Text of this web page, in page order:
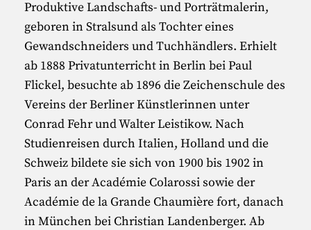
Produktive Landschafts- und Porträtmalerin,
geboren in Stralsund als Tochter eines
Gewandschneiders und Tuchhändlers. Erhielt
ab 1888 Privatunterricht in Berlin bei Paul
Flickel, besuchte ab 1896 die Zeichenschule des
Vereins der Berliner Künstlerinnen unter
Conrad Fehr und Walter Leistikow. Nach
Studienreisen durch Italien, Holland und die
Schweiz bildete sie sich von 1900 bis 1902 in
Paris an der Académie Colarossi sowie der
Académie de la Grande Chaumière fort, danach
in München bei Christian Landenberger. Ab